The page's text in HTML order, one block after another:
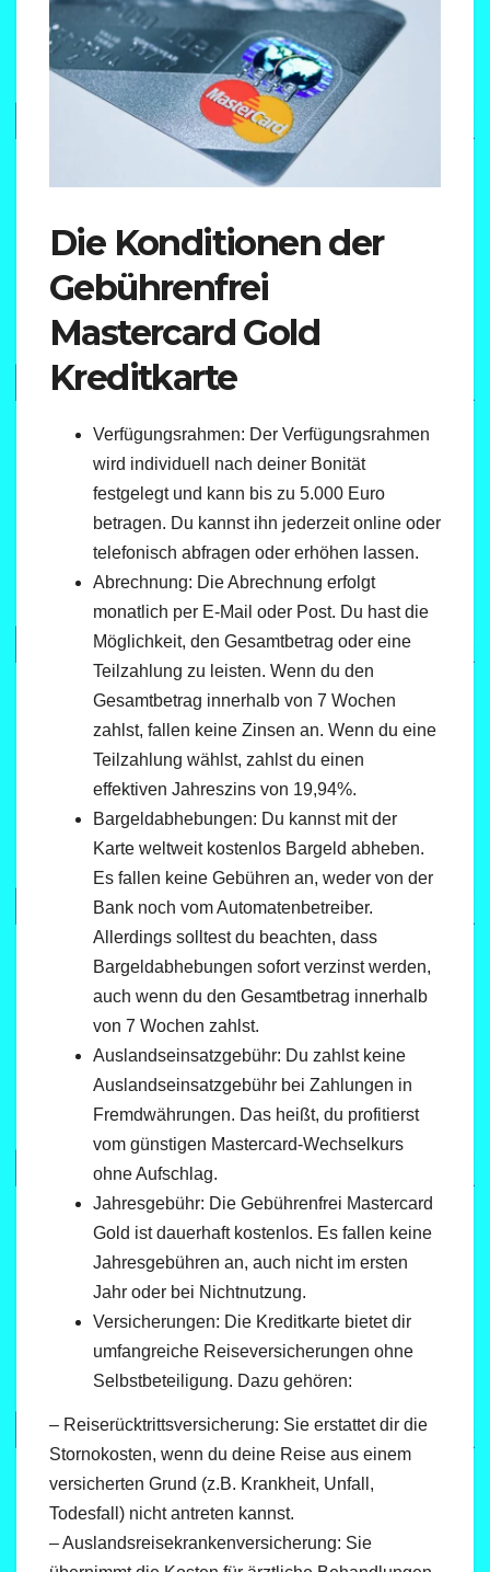
Die Konditionen der
Gebührenfrei
Mastercard Gold
Kreditkarte
Verfügungsrahmen: Der Verfügungsrahmen
wird individuell nach deiner Bonität
festgelegt und kann bis zu 5.000 Euro
betragen. Du kannst ihn jederzeit online oder
telefonisch abfragen oder erhöhen lassen.
Abrechnung: Die Abrechnung erfolgt
monatlich per E-Mail oder Post. Du hast die
Möglichkeit, den Gesamtbetrag oder eine
Teilzahlung zu leisten. Wenn du den
Gesamtbetrag innerhalb von 7 Wochen
zahlst, fallen keine Zinsen an. Wenn du eine
Teilzahlung wählst, zahlst du einen
effektiven Jahreszins von 19,94%.
Bargeldabhebungen: Du kannst mit der
Karte weltweit kostenlos Bargeld abheben.
Es fallen keine Gebühren an, weder von der
Bank noch vom Automatenbetreiber.
Allerdings solltest du beachten, dass
Bargeldabhebungen sofort verzinst werden,
auch wenn du den Gesamtbetrag innerhalb
von 7 Wochen zahlst.
Auslandseinsatzgebühr: Du zahlst keine
Auslandseinsatzgebühr bei Zahlungen in
Fremdwährungen. Das heißt, du profitierst
vom günstigen Mastercard-Wechselkurs
ohne Aufschlag.
Jahresgebühr: Die Gebührenfrei Mastercard
Gold ist dauerhaft kostenlos. Es fallen keine
Jahresgebühren an, auch nicht im ersten
Jahr oder bei Nichtnutzung.
Versicherungen: Die Kreditkarte bietet dir
umfangreiche Reiseversicherungen ohne
Selbstbeteiligung. Dazu gehören:
– Reiserücktrittsversicherung: Sie erstattet dir die
Stornokosten, wenn du deine Reise aus einem
versicherten Grund (z.B. Krankheit, Unfall,
Todesfall) nicht antreten kannst.
– Auslandsreisekrankenversicherung: Sie